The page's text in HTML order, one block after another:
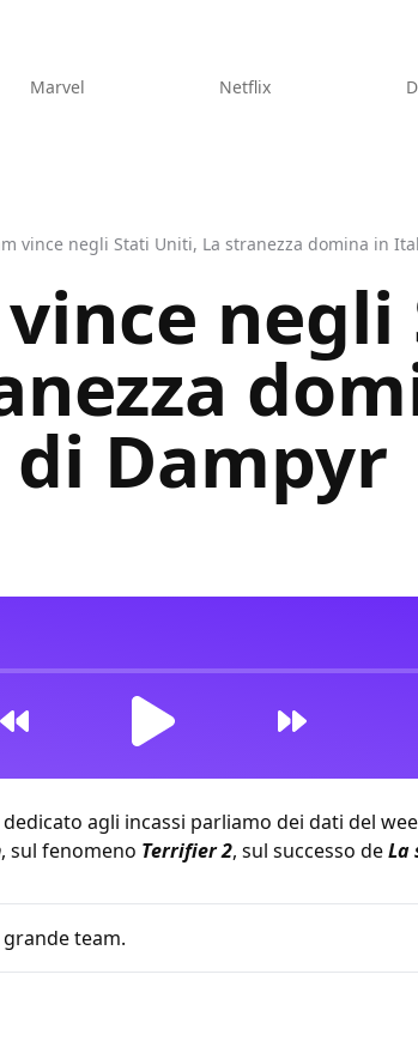
Marvel Netflix
vince negli Stati Uniti, La stranezza domina in
negli
Dampyr
agli incassi parliamo dei dati del
, sul fenomeno Terrifier 2, sul successo deLa
team.